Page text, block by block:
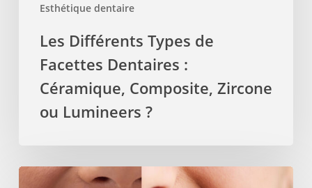
Esthétique dentaire
Lumineers
Les Différents Types de
Facettes Dentaires :
Céramique, Composite, Zircone
ou Lumineers ?
Orthodontie